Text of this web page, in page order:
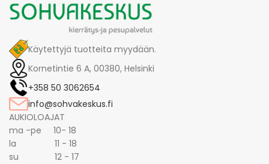
Käytettyjä tuotteita myydään.
Kornetintie 6 A, 00380, Helsinki
+358 50 3062654
info@sohvakeskus.fi
AUKIOLOAJAT
ma -pe 10- 18
la 11 - 18
su 12 - 17